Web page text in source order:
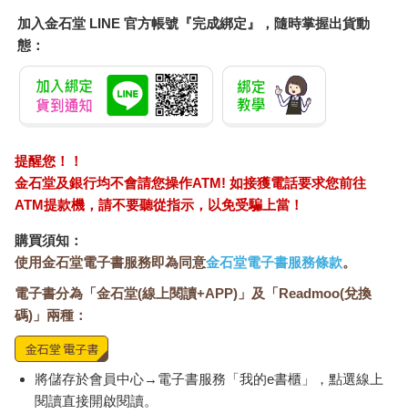
近年，「潤日」進一步變成全球議題。海外媒體相繼報導，尤其
《金融時報》於近期更刊出三頁特稿。我也一家接一家接受各國
媒體採訪。在我看來，那些選擇「潤」的中國人，將持續不斷尋
找更理想的目的地。「潤」，或許能夠成為理解當代中國的新切
入點。
我期待能夠藉由這本書，激揚起具建設性的理性討論，期許這些
討論能復返擴展至海洋彼岸，幫助人們更深入認識中國新移民的
生態。
二○二五年十月於東京初秋-
----------
【內文試閱】
移居日本的熱潮從何而來
明明中日兩國正為了福島核能處理水而爭執不休，為什麼「反
日」的中國人會選擇來到日本呢？這不禁讓人產生疑惑。的確，
中國輿論及社會氛圍如此，所以「潤日」除了透露給家人知道以
外，不能對外人明言。有位「潤日」男性將日本形容成「臭豆
腐」，乍看之下很臭，但吃了之後才知道箇中美味。
加入金石堂 LINE 官方帳號『完成綁定』，隨時掌握出貨動
態：
提醒您！！
金石堂及銀行均不會請您操作ATM! 如接獲電話要求您前往
ATM提款機，請不要聽從指示，以免受騙上當！
購買須知：
使用金石堂電子書服務即為同意金石堂電子書服務條款。
電子書分為「金石堂(線上閱讀+APP)」及「Readmoo(兌換
碼)」兩種：
將儲存於會員中心→電子書服務「我的e書櫃」，點選線上
閱讀直接開啟閱讀。